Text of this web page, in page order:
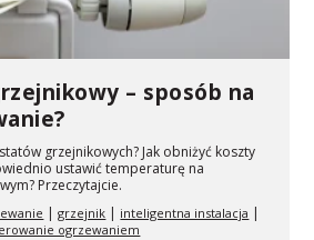
– sposób na
grzejnikowych? Jak obniżyć koszty
ustawić temperaturę na
Przeczytajcie.
|grzejnik inteligentna instalacja
ogrzewaniem